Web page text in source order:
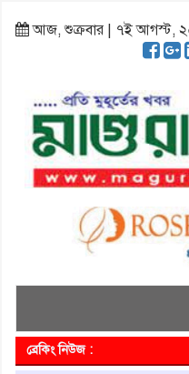
আজ, শুক্রবার | ৭ই আগস্ট,
ব্রেকিং নিউজ :